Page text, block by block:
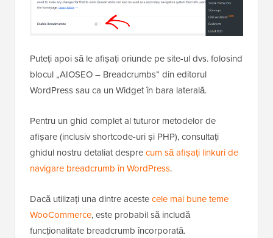
Puteți apoi să le afișați oriunde pe site-ul dvs. folosind
blocul „AIOSEO – Breadcrumbs” din editorul
WordPress sau ca un Widget în bara laterală.
Pentru un ghid complet al tuturor metodelor de
afișare (inclusiv shortcode-uri și PHP), consultați
ghidul nostru detaliat desprecum să afișați linkuri de
navigare breadcrumb în WordPress.
Dacă utilizați una dintre acestecele mai bune teme
WooCommerce, este probabil să includă
funcționalitate breadcrumb încorporată.